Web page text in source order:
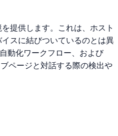
提供します。これは、ホスト
スに結びついているのとは異
動化ワークフロー、および
ページと対話する際の検出や